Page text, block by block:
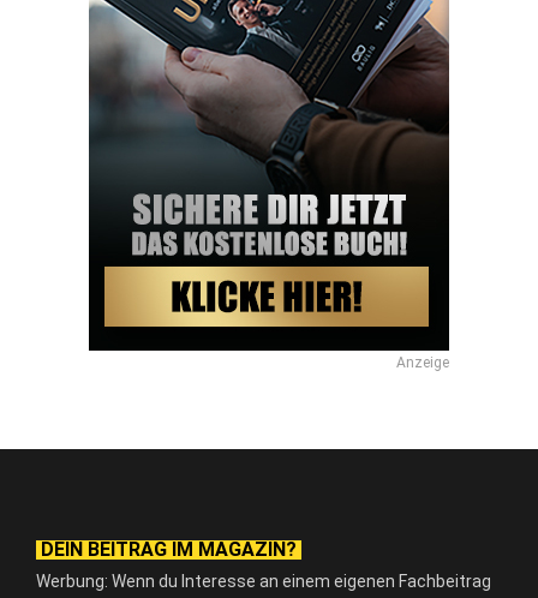
Anzeige
DEIN BEITRAG IM MAGAZIN?
Werbung: Wenn du Interesse an einem eigenen Fachbeitrag